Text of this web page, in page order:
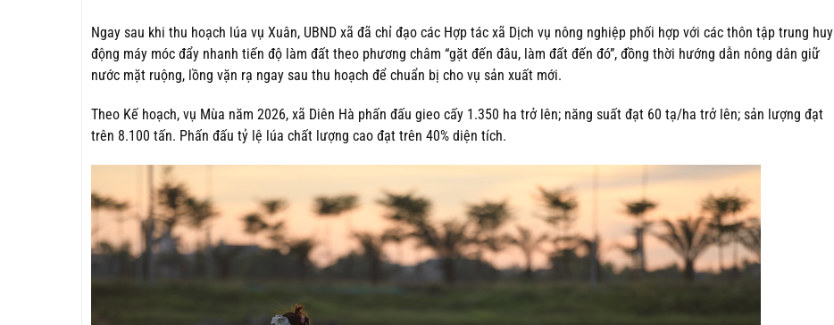
Ngay sau khi thu hoạch lúa vụ Xuân, UBND xã đã chỉ đạo các Hợp tác xã Dịch vụ nông nghiệp phối hợp với các thôn tập trung huy
động máy móc đẩy nhanh tiến độ làm đất theo phương châm “gặt đến đâu, làm đất đến đó”, đồng thời hướng dẫn nông dân giữ
nước mặt ruộng, lồng vặn rạ ngay sau thu hoạch để chuẩn bị cho vụ sản xuất mới.
Theo Kế hoạch, vụ Mùa năm 2026, xã Diên Hà phấn đấu gieo cấy 1.350 ha trở lên; năng suất đạt 60 tạ/ha trở lên; sản lượng đạt
trên 8.100 tấn. Phấn đấu tỷ lệ lúa chất lượng cao đạt trên 40% diện tích.